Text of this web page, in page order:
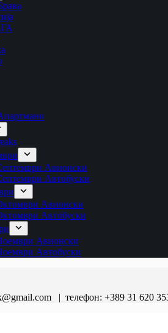
Авионски
Автобуски
Авионски
Автобуски
Авионски
Автобуски
| телефон: +389 31 620